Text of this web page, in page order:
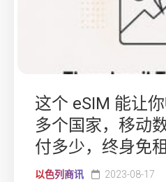
这个 eSIM 能让
多个国家，移动
付多少，终身免租
以色列商讯 2023-08-17